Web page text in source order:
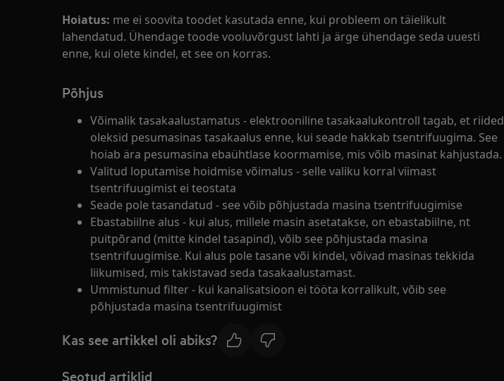
Hoiatus: me ei soovita toodet kasutada enne, kui probleem on täielikult
lahendatud. Ühendage toode vooluvõrgust lahti ja ärge ühendage seda uuesti
enne, kui olete kindel, et see on korras.
Põhjus
Võimalik tasakaalustamatus - elektrooniline tasakaalukontroll tagab, et riided
oleksid pesumasinas tasakaalus enne, kui seade hakkab tsentrifuugima. See
hoiab ära pesumasina ebaühtlase koormamise, mis võib masinat kahjustada.
Valitud loputamise hoidmise võimalus - selle valiku korral viimast
tsentrifuugimist ei teostata
Seade pole tasandatud - see võib põhjustada masina tsentrifuugimise
Ebastabiilne alus - kui alus, millele masin asetatakse, on ebastabiilne, nt
puitpõrand (mitte kindel tasapind), võib see põhjustada masina
tsentrifuugimise. Kui alus pole tasane või kindel, võivad masinas tekkida
liikumised, mis takistavad seda tasakaalustamast.
Ummistunud filter - kui kanalisatsioon ei tööta korralikult, võib see
põhjustada masina tsentrifuugimist
Kas see artikkel oli abiks?
Seotud artiklid